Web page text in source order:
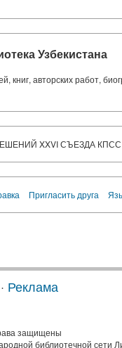
Узбекистана
книг, авторских работ,
XXVI СЪЕЗДА
Пригласить друга
· Реклама
защищены
библиотечной сети